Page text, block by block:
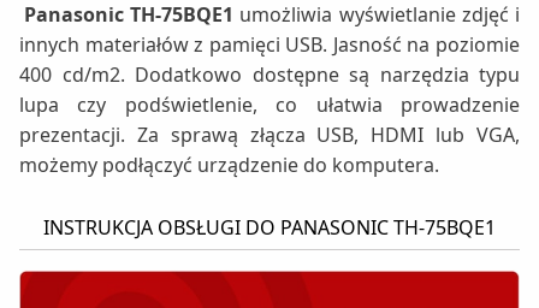
Panasonic TH-75BQE1 umożliwia wyświetlanie zdjęć i
innych materiałów z pamięci USB. Jasność na poziomie
400 cd/m2. Dodatkowo dostępne są narzędzia typu
lupa czy podświetlenie, co ułatwia prowadzenie
prezentacji. Za sprawą złącza USB, HDMI lub VGA,
możemy podłączyć urządzenie do komputera.
INSTRUKCJA OBSŁUGI DO PANASONIC TH-75BQE1